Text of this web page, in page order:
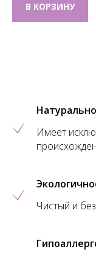
В КОРЗИНУ
Имеет
Чистый и